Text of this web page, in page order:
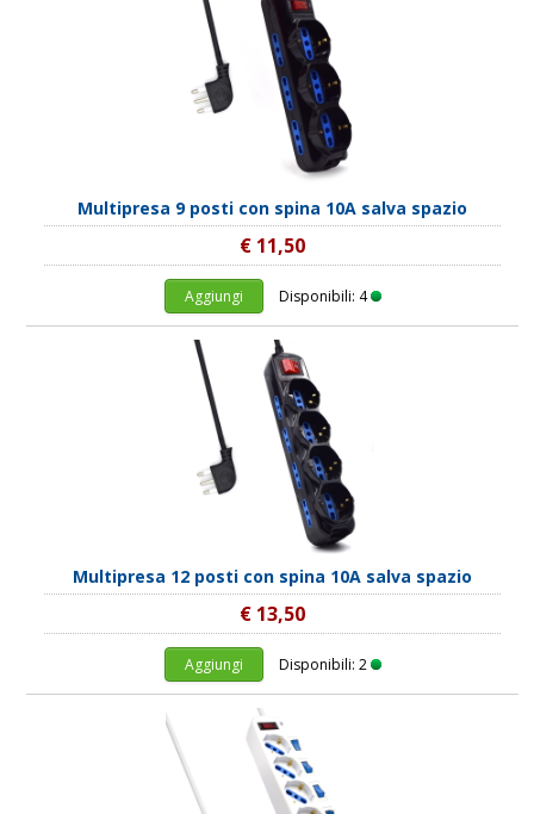
Multipresa 9 posti con spina 10A salva spazio
€ 11,50
Aggiungi Disponibili: 4
Multipresa 12 posti con spina 10A salva spazio
€ 13,50
Aggiungi Disponibili: 2